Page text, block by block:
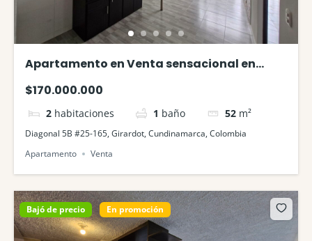
Apartamento en Venta sensacional en
$170.000.000
2 habitaciones 1 baño 52 m²
Diagonal 5B #25-165, Girardot, Cundinamarca, Colombia
Apartamento
Venta
Bajó de precio En promoción